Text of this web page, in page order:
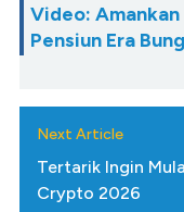
Video:
Pensiun Era
Next Article
Tertarik Ingin
Crypto 2026